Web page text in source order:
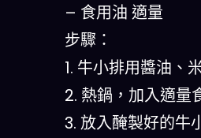
– 食用油 適量
步驟：
1. 牛小排用醬油、
2. 熱鍋，加入適量
3. 放入醃製好的牛